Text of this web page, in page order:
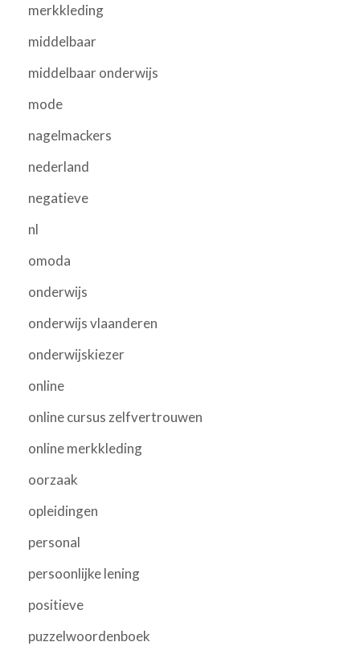
merkkleding
middelbaar
middelbaar onderwijs
mode
nagelmackers
nederland
negatieve
nl
omoda
onderwijs
onderwijs vlaanderen
onderwijskiezer
online
online cursus zelfvertrouwen
online merkkleding
oorzaak
opleidingen
personal
persoonlijke lening
positieve
puzzelwoordenboek